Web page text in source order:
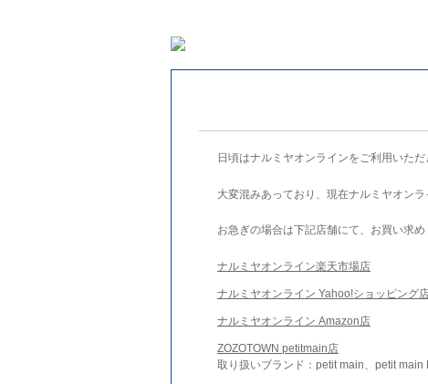
日頃はナルミヤオンラインをご利用いた
大変混みあっており、現在ナルミヤオン
お急ぎの場合は下記店舗にて、お買い求め
ナルミヤオンライン楽天市場店
ナルミヤオンライン Yahoo!ショッピング
ナルミヤオンライン Amazon店
ZOZOTOWN petitmain店
取り扱いブランド：petit main、petit main